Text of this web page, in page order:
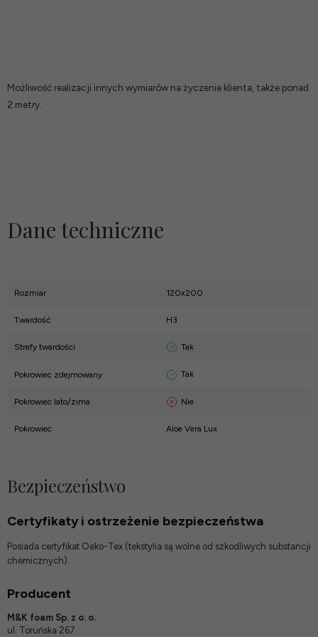
Możliwość realizacji innych wymiarów na życzenie klienta, także ponad
2 metry.
Dane techniczne
Rozmiar 120x200
Twardość H3
Strefy twardości Tak
Pokrowiec zdejmowany Tak
Pokrowiec lato/zima Nie
Pokrowiec Aloe Vera Lux
Bezpieczeństwo
Certyfikaty i ostrzeżenie bezpieczeństwa
Posiada certyfikat Oeko-Tex (tekstylia są wolne od szkodliwych substancji
chemicznych).
Producent
M&K foam Sp. z o. o.
ul. Toruńska 267